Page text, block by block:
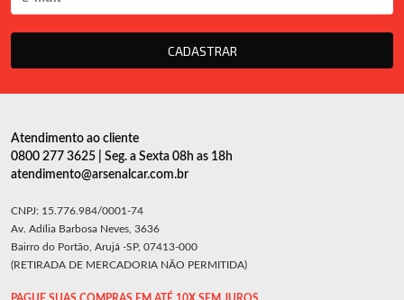
CADASTRAR
Atendimento ao cliente
0800 277 3625 | Seg. a Sexta 08h as 18h
atendimento@arsenalcar.com.br
CNPJ: 15.776.984/0001-74
Av. Adília Barbosa Neves, 3636
Bairro do Portão, Arujá -SP, 07413-000
(RETIRADA DE MERCADORIA NÃO PERMITIDA)